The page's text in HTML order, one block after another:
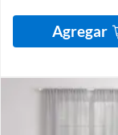
Agregar